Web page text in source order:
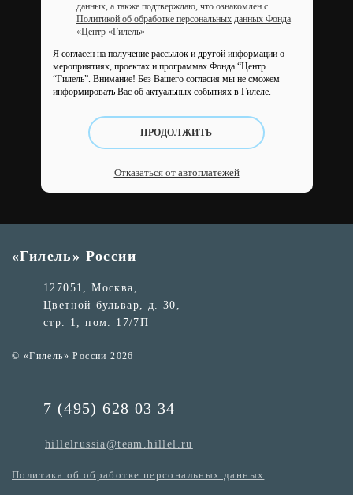
данных, а также подтверждаю, что ознакомлен с
Политикой об обработке персональных данных Фонда
«Центр «Гилель»
Я согласен на получение рассылок и другой информации о
мероприятиях, проектах и программах Фонда “Центр
“Гилель”. Внимание! Без Вашего согласия мы не сможем
информировать Вас об актуальных событиях в Гилеле.
ПРОДОЛЖИТЬ
Отказаться от автоплатежей
«Гилель» России
127051, Москва,
Цветной бульвар, д. 30,
стр. 1, пом. 17/7П
© «Гилель» России 2026
7 (495) 628 03 34
hillelrussia@team.hillel.ru
Политика об обработке персональных данных